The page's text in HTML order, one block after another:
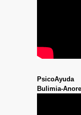
Bulimia-